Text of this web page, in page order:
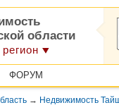
области
ФОРУМ
→ Недвижимость